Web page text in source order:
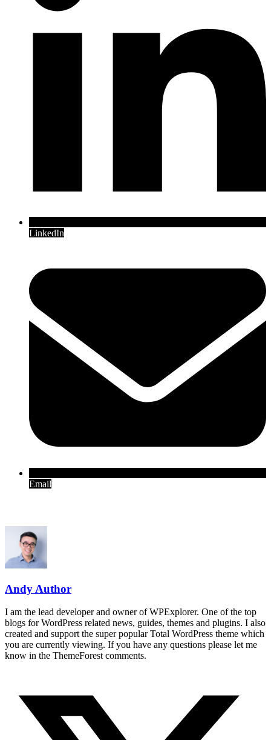
LinkedIn
Email
Andy Author
I am the lead developer and owner of WPExplorer. One of the top
blogs for WordPress related news, guides, themes and plugins. I also
created and support the super popular Total WordPress theme which
you are currently viewing. If you have any questions please let me
know in the ThemeForest comments.